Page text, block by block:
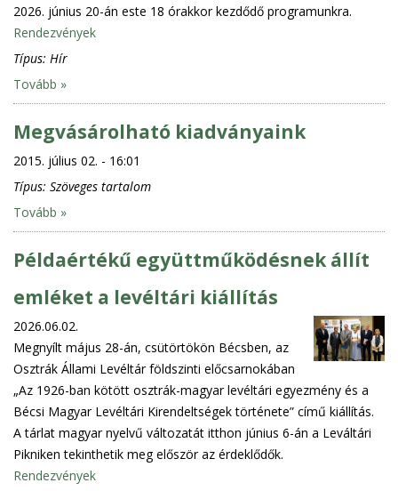
2026. június 20-án este 18 órakkor kezdődő programunkra.
Rendezvények
Típus: Hír
Tovább »
Megvásárolható kiadványaink
2015. július 02. - 16:01
Típus: Szöveges tartalom
Tovább »
Példaértékű együttműködésnek állít
emléket a levéltári kiállítás
2026.06.02.
Megnyílt május 28-án, csütörtökön Bécsben, az
Osztrák Állami Levéltár földszinti előcsarnokában
„Az 1926-ban kötött osztrák-magyar levéltári egyezmény és a
Bécsi Magyar Levéltári Kirendeltségek története” című kiállítás.
A tárlat magyar nyelvű változatát itthon június 6-án a Leváltári
Pikniken tekinthetik meg először az érdeklődők.
Rendezvények